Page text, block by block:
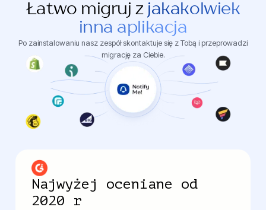
Łatwo migruj z jakakolwiek
inna aplikacja
Po zainstalowaniu nasz zespół skontaktuje się z Tobą i przeprowadzi
migrację za Ciebie.
Najwyżej oceniane od
2020 r